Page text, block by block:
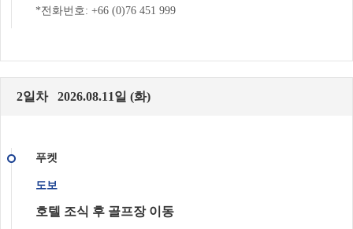
*전화번호: +66 (0)76 451 999
2일차 2026.08.11일 (화)
푸켓
도보
호텔 조식 후 골프장 이동